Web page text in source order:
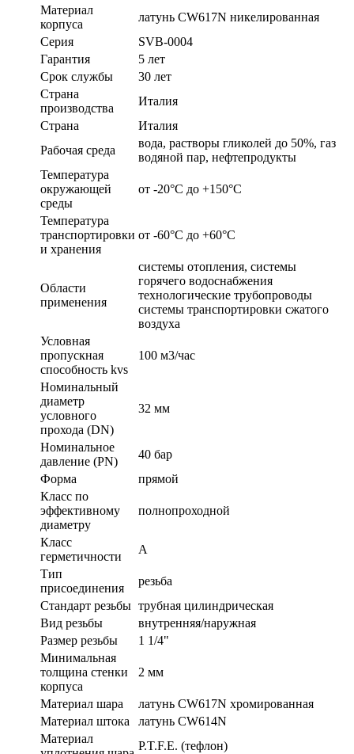
Материал
корпуса
латунь CW617N никелированная
Серия
SVB-0004
Гарантия
5 лет
Срок службы
30 лет
Страна
производства
Италия
Страна
Италия
Рабочая среда
вода, растворы гликолей до 50%, газ
водяной пар, нефтепродукты
Температура
окружающей
среды
от -20°C до +150°C
Температура
транспортировки
и хранения
от -60°C до +60°C
Области
применения
системы отопления, системы
горячего водоснабжения
технологические трубопроводы
системы транспортировки сжатого
воздуха
Условная
пропускная
способность kvs
100 м3/час
Номинальный
диаметр
условного
прохода (DN)
32 мм
Номинальное
давление (PN)
40 бар
Форма
прямой
Класс по
эффективному
диаметру
полнопроходной
Класс
герметичности
A
Тип
присоединения
резьба
Стандарт резьбы трубная цилиндрическая
Вид резьбы
внутренняя/наружная
Размер резьбы
1 1/4"
Минимальная
толщина стенки
корпуса
2 мм
Материал шара
латунь CW617N хромированная
Материал штока
латунь CW614N
Материал
P.T.F.E. (тефлон)